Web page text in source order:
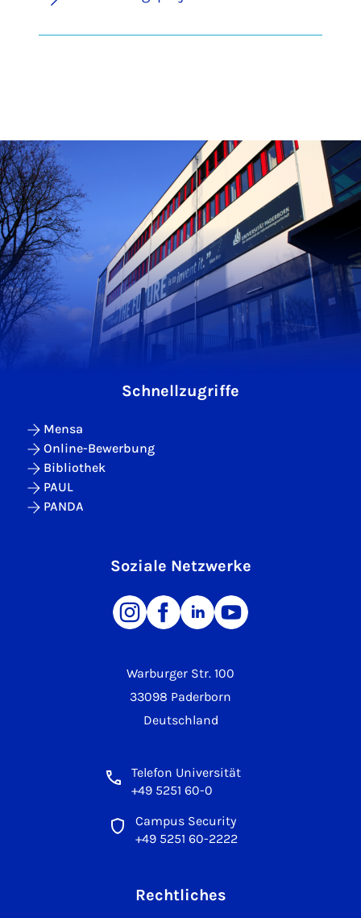
Warburger Str. 100
33098 Paderborn
Deutschland
Telefon Universität
+49 5251 60-0
Campus Security
+49 5251 60-2222
Schnellzugriffe
Mensa
Online-Bewerbung
Bibliothek
PAUL
PANDA
Soziale Netzwerke
Rechtliches